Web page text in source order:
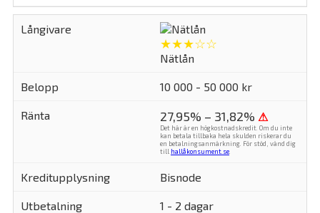
★★★☆☆
Nätlån
10 000 - 50 000 kr
27,95% – 31,82% ⚠
Det här är en högkostnadskredit. Om du inte
kan betala tillbaka hela skulden riskerar du
en betalningsanmärkning. För stöd, vänd dig
till hallåkonsument.se
Bisnode
1 - 2 dagar